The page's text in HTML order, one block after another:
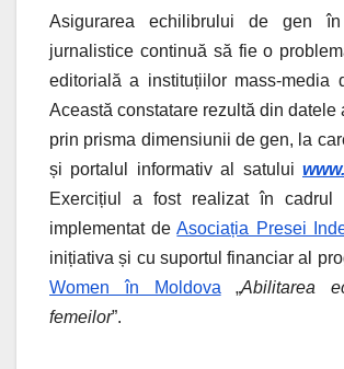
Asigurarea echilibrului de gen în
jurnalistice continuă să fie o
editorială a instituțiilor mass-media
Această constatare rezultă din datele
prin prisma dimensiunii de gen, la
și portalul informativ al satului
Exercițiul a fost realizat în cadrul
implementat deAsociația Presei
inițiativa și cu suportul financiar al
Women în Moldova „Abilitarea
femeilor”.